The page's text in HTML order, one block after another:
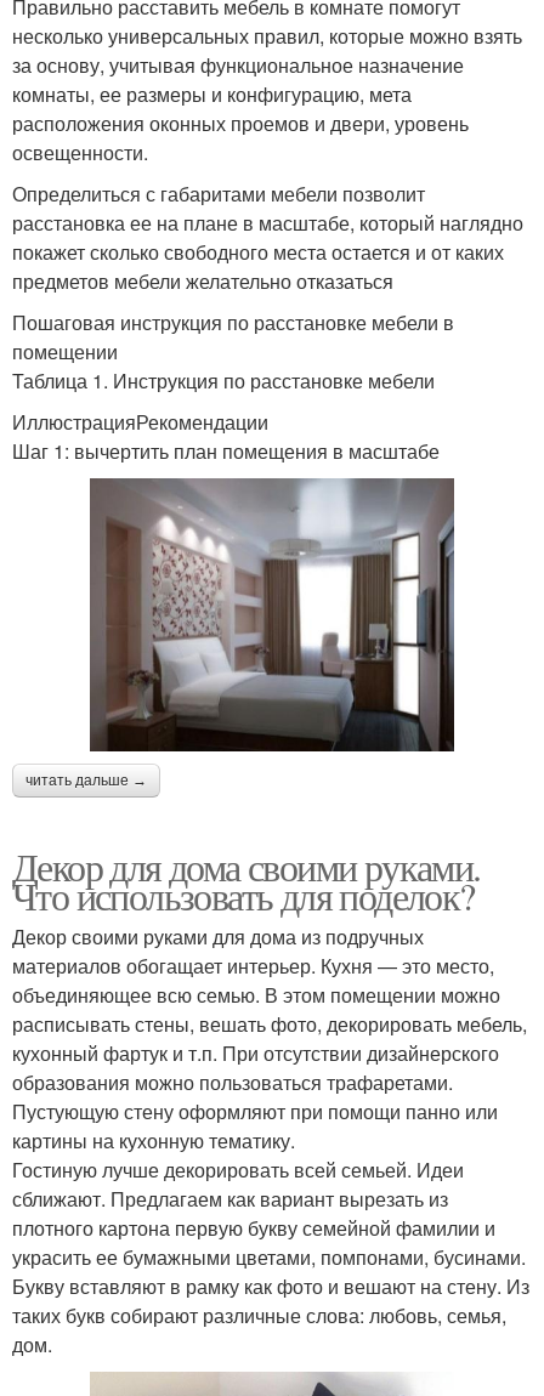
Правильно расставить мебель в комнате помогут
несколько универсальных правил, которые можно взять
за основу, учитывая функциональное назначение
комнаты, ее размеры и конфигурацию, мета
расположения оконных проемов и двери, уровень
освещенности.
Определиться с габаритами мебели позволит
расстановка ее на плане в масштабе, который наглядно
покажет сколько свободного места остается и от каких
предметов мебели желательно отказаться
Пошаговая инструкция по расстановке мебели в
помещении
Таблица 1. Инструкция по расстановке мебели
ИллюстрацияРекомендации
Шаг 1: вычертить план помещения в масштабе
читать дальше →
Декор для дома своими руками.
Что использовать для поделок?
Декор своими руками для дома из подручных
материалов обогащает интерьер. Кухня — это место,
объединяющее всю семью. В этом помещении можно
расписывать стены, вешать фото, декорировать мебель,
кухонный фартук и т.п. При отсутствии дизайнерского
образования можно пользоваться трафаретами.
Пустующую стену оформляют при помощи панно или
картины на кухонную тематику.
Гостиную лучше декорировать всей семьей. Идеи
сближают. Предлагаем как вариант вырезать из
плотного картона первую букву семейной фамилии и
украсить ее бумажными цветами, помпонами, бусинами.
Букву вставляют в рамку как фото и вешают на стену. Из
таких букв собирают различные слова: любовь, семья,
дом.